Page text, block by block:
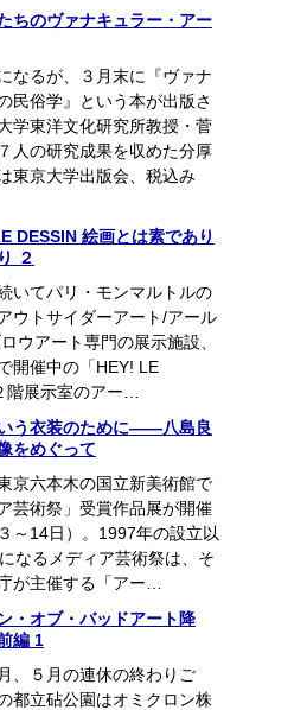
ちのヴァナキュラー・アー
なるが、３月末に『ヴァナ
民俗学』という本が出版さ
学東洋文化研究所教授・菅
人の研究成果を収めた分厚
東京大学出版会、税込み
DESSIN 絵画とは素であり
２
いてパリ・モンマルトルの
ウトサイダーアート/アール
ウアート専門の展示施設、
開催中の「HEY! LE
階展示室のアー…
う衣装のために――八島良
をめぐって
京六本木の国立新美術館で
芸術祭」受賞作品展が開催
～14日）。1997年の設立以
なるメディア芸術祭は、そ
が主催する「アー…
・オブ・バッドアート降
編 1
、５月の連休の終わりご
都立砧公園はオミクロン株